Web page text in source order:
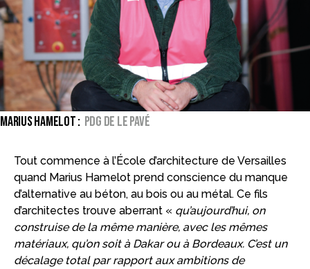
MARIUS HAMELOT : PDG de Le Pavé
Tout commence à l’École d’architecture de Versailles
quand Marius Hamelot prend conscience du manque
d’alternative au béton, au bois ou au métal. Ce fils
d’architectes trouve aberrant « qu’aujourd’hui, on
construise de la même manière, avec les mêmes
matériaux, qu’on soit à Dakar ou à Bordeaux. C’est un
décalage total par rapport aux ambitions de